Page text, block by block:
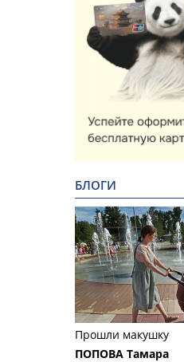
БЛОГИ
Прошли макушку
ПОПОВА Тамара